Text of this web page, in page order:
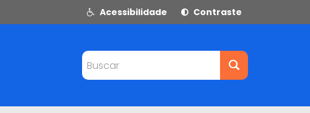
Acessibilidade Contraste
Buscar